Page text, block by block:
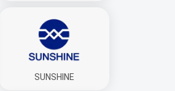
SUNSHINE